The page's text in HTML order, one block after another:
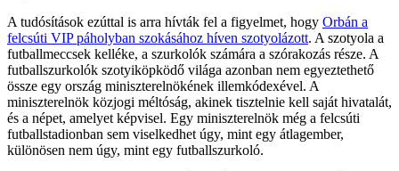
A tudósítások ezúttal is arra hívták fel a figyelmet, hogy Orbán a
felcsúti VIP páholyban szokásához híven szotyolázott. A szotyola a
futballmeccsek kelléke, a szurkolók számára a szórakozás része. A
futballszurkolók szotyiköpködő világa azonban nem egyeztethető
össze egy ország miniszterelnökének illemkódexével. A
miniszterelnök közjogi méltóság, akinek tisztelnie kell saját hivatalát,
és a népet, amelyet képvisel. Egy miniszterelnök még a felcsúti
futballstadionban sem viselkedhet úgy, mint egy átlagember,
különösen nem úgy, mint egy futballszurkoló.